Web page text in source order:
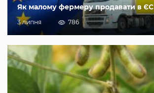
Як малому фермеру продавати в ЄС
3 липня 786